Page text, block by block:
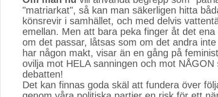
"matriarkat", så kan man säkerligen hitta
könsrevir i samhället, och med delvis
emellan. Men att bara peka finger åt det ena
om det passar, låtsas som om det andra
har någon makt, visar än en gång på
ovilja mot HELA sanningen och mot NÅGON
debatten!
Det kan finnas goda skäl att fundera över